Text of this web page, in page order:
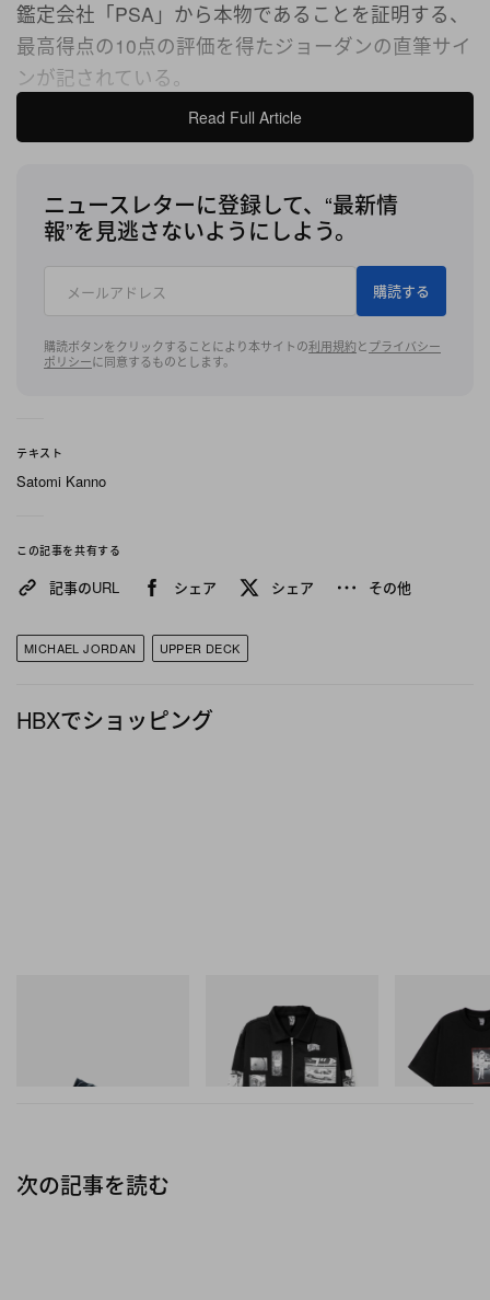
鑑定会社「PSA」から本物であることを証明する、
最高得点の10点の評価を得たジョーダンの直筆サイ
ンが記されている。
『Goldin Auctions』の創業者兼CEOのケン・ゴール
て「長らく行方不明（だったレアカードだ）」と言
及。このカードがオークションに出品されたのは今
回が初めてで、2022年に「PSA」によって発見され
るまでその所在は明らかとなっていなかった。ま
要性は言葉では言い表せない」と語り、 「これは間
であり、最も求められているカードです」と付け加
えている。
ちなみに、先述した落札価格は、手数料込みの額で
あり、現時点でスポーツカードの最高落札額は、
2022年8月に1,260万ドル（約19億8,000万円）で落
札されたミッキー・マントル（Mickey Mantle）の
— Bleacher Report (@BleacherReport)
Read Full Article
ニュースレターに登録して、“最新情
報”を見逃さないようにしよう。
購読する
購読ボタンをクリックすることにより本サイトの利用規約とプライバシー
ポリシーに同意するものとします。
テキスト
Satomi Kanno
この記事を共有する
記事のURL シェア シェア その他
MICHAEL JORDAN UPPER DECK
HBXでショッピング
Billionaire Boys Club X Initial
D Cotton Jacket
今すぐ購入
BILLIONAIRE
INITIAL D
今すぐ購入
次の記事を読む